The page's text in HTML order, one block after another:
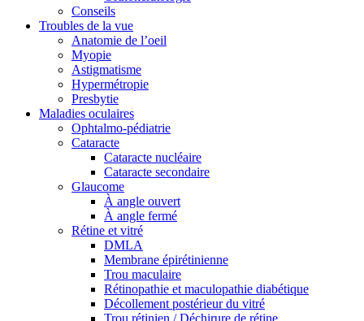
Conseils
Troubles de la vue
Anatomie de l’oeil
Myopie
Astigmatisme
Hypermétropie
Presbytie
Maladies oculaires
Ophtalmo-pédiatrie
Cataracte
Cataracte nucléaire
Cataracte secondaire
Glaucome
À angle ouvert
À angle fermé
Rétine et vitré
DMLA
Membrane épirétinienne
Trou maculaire
Rétinopathie et maculopathie diabétique
Décollement postérieur du vitré
Trou rétinien / Déchirure de rétine